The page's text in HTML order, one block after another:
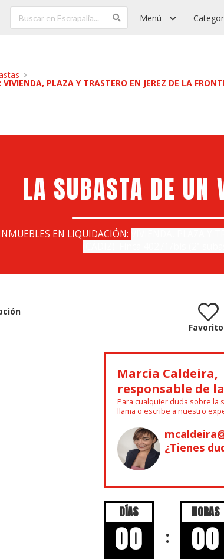
Menú
VIVIENDA, PLAZA Y TRASTERO EN JEREZ DE LA
LA SUBASTA DE UN
EN LIQUIDACIÓN:
Marcia Caldeira,
responsable de
Para cualquier duda sobre la
llama o escribe a nuestro
¿Tienes
DÍAS
00 :
HORAS
00